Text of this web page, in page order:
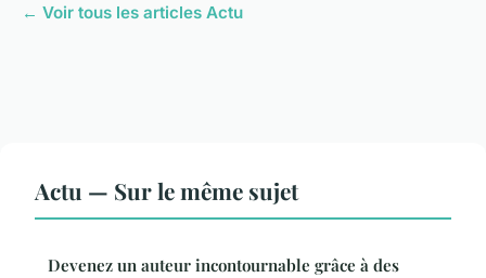
← Voir tous les articles Actu
Actu — Sur le même sujet
Devenez un auteur incontournable grâce à des